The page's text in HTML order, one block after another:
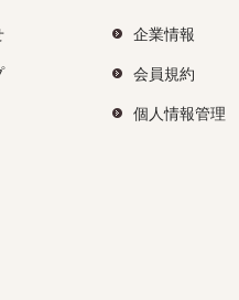
企業情報
会員規約
個人情報管理